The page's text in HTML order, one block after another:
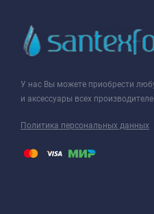
У нас Вы можете приобрести
и аксессуары всех
Политика персональных данных